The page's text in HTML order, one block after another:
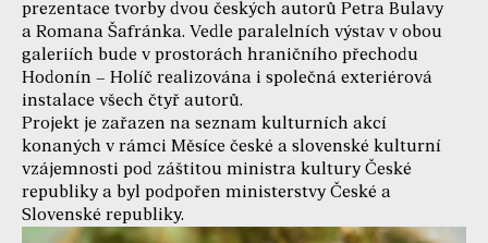
prezentace tvorby dvou českých autorů Petra Bulavy
a Romana Šafránka. Vedle paralelních výstav v obou
galeriích bude v prostorách hraničního přechodu
Hodonín – Holíč realizována i společná exteriérová
instalace všech čtyř autorů.
Projekt je zařazen na seznam kulturních akcí
konaných v rámci Měsíce české a slovenské kulturní
vzájemnosti pod záštitou ministra kultury České
republiky a byl podpořen ministerstvy České a
Slovenské republiky.